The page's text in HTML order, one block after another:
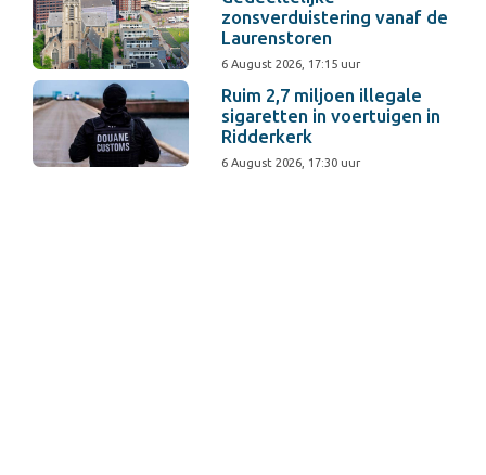
zonsverduistering vanaf de
Laurenstoren
6 August 2026, 17:15 uur
Ruim 2,7 miljoen illegale
sigaretten in voertuigen in
Ridderkerk
6 August 2026, 17:30 uur